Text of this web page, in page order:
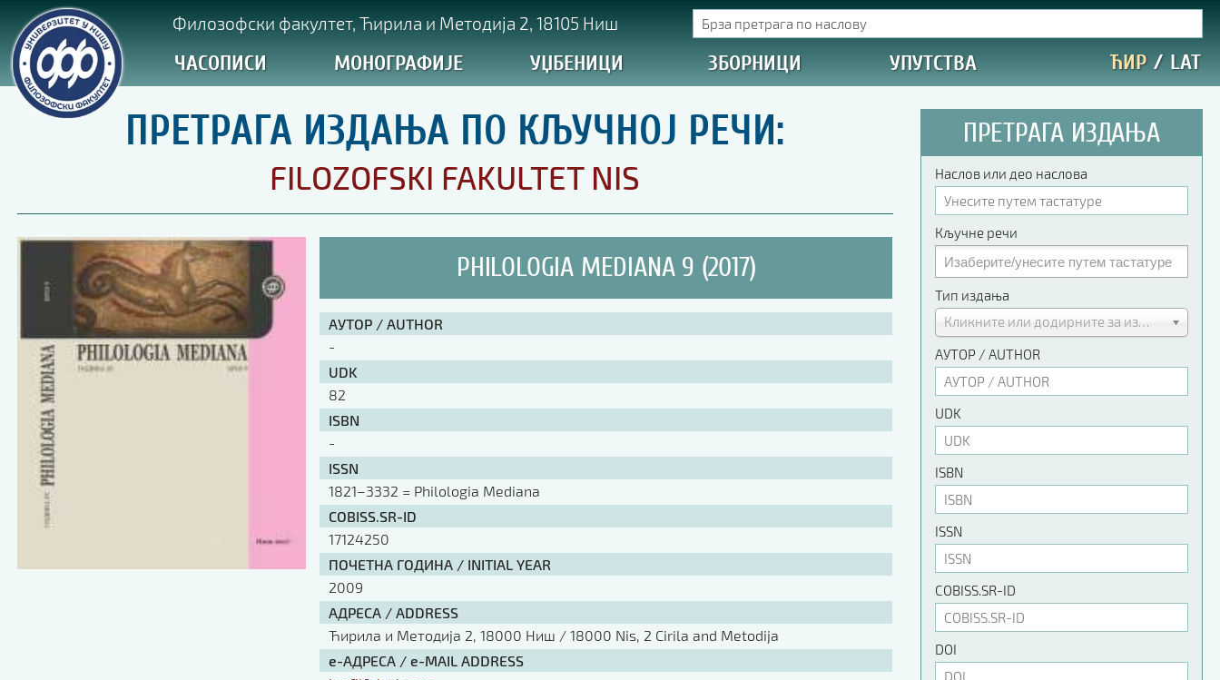
Филозофски факултет, Ћирила и Методија 2, 18105 Ниш
ЧАСОПИСИ МОНОГРАФИЈЕ УЏБЕНИЦИ ЗБОРНИЦИ УПУТСТВА ЋИР / LAT
ПРЕТРАГА ИЗДАЊА ПО КЉУЧНОЈ РЕЧИ:
FILOZOFSKI FAKULTET NIS
PHILOLOGIA MEDIANA 9 (2017)
АУТОР / AUTHOR
-
UDK
82
ISBN
-
ISSN
1821–3332 = Philologia Mediana
COBISS.SR-ID
17124250
ПОЧЕТНА ГОДИНА / INITIAL YEAR
2009
АДРЕСА / ADDRESS
Ћирила и Методија 2, 18000 Ниш / 18000 Nis, 2 Cirila and Metodija
е-АДРЕСА / e-MAIL ADDRESS
ПРЕТРАГА ИЗДАЊА
Наслов или део наслова
Кључне речи
Тип издања
Кликните или додирните за избор
АУТОР / AUTHOR
UDK
ISBN
ISSN
COBISS.SR-ID
DOI